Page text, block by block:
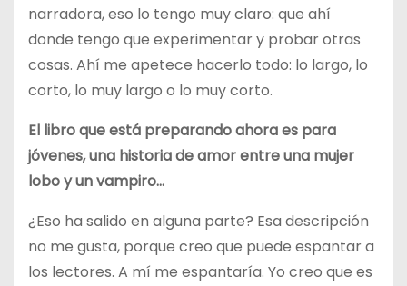
narradora, eso lo tengo muy claro: que ahí
donde tengo que experimentar y probar otras
cosas. Ahí me apetece hacerlo todo: lo largo, lo
corto, lo muy largo o lo muy corto.
El libro que está preparando ahora es para
jóvenes, una historia de amor entre una mujer
lobo y un vampiro…
¿Eso ha salido en alguna parte? Esa descripción
no me gusta, porque creo que puede espantar a
los lectores. A mí me espantaría. Yo creo que es